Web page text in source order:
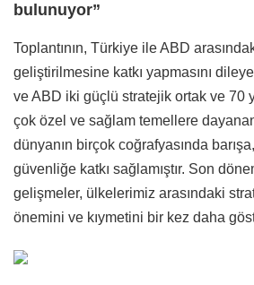
bulunuyor”
Toplantının, Türkiye ile ABD
geliştirilmesine katkı yapmasını
ve ABD iki güçlü stratejik ortak ve 70
çok özel ve sağlam temellere
dünyanın birçok coğrafyasında
güvenliğe katkı sağlamıştır. Son
gelişmeler, ülkelerimiz arasındaki
önemini ve kıymetini bir kez daha